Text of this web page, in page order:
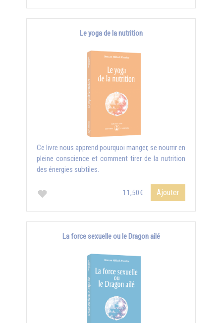
Le yoga de la nutrition
Ce livre nous apprend pourquoi manger, se nourrir en
pleine conscience et comment tirer de la nutrition
des énergies subtiles.
11,50€ Ajouter
La force sexuelle ou le Dragon ailé